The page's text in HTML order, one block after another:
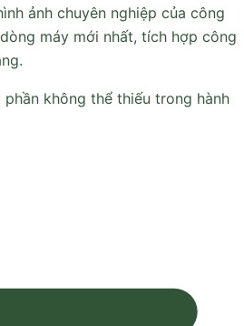
ảnh chuyên nghiệp của công
máy mới nhất, tích hợp công
không thể thiếu trong hành